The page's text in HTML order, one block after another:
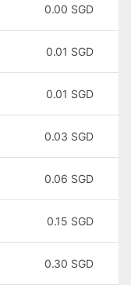
0.00 SGD
0.01 SGD
0.01 SGD
0.03 SGD
0.06 SGD
0.15 SGD
0.30 SGD